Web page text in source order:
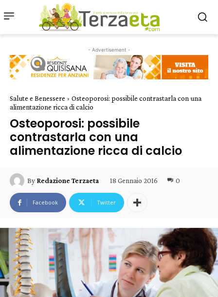
- Advertisement -
Salute e Benessere
Osteoporosi: possibile contrastarla con una
alimentazione ricca di calcio
Osteoporosi: possibile
contrastarla con una
alimentazione ricca di calcio
By Redazione Terzaeta 18 Gennaio 2016 0
Facebook Twitter